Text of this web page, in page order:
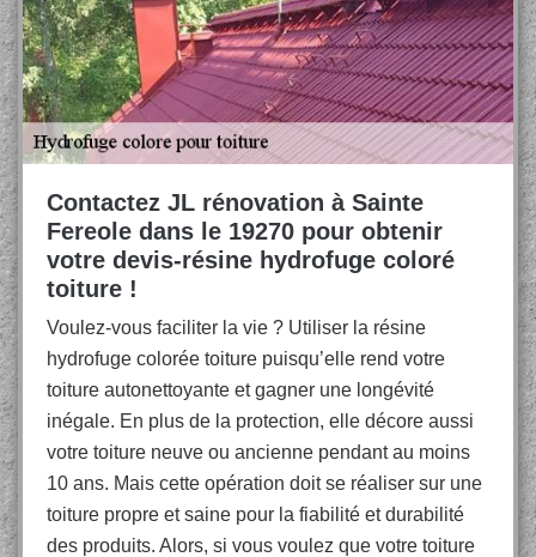
Contactez JL rénovation à Sainte
Fereole dans le 19270 pour obtenir
votre devis-résine hydrofuge coloré
toiture !
Voulez-vous faciliter la vie ? Utiliser la résine
hydrofuge colorée toiture puisqu’elle rend votre
toiture autonettoyante et gagner une longévité
inégale. En plus de la protection, elle décore aussi
votre toiture neuve ou ancienne pendant au moins
10 ans. Mais cette opération doit se réaliser sur une
toiture propre et saine pour la fiabilité et durabilité
des produits. Alors, si vous voulez que votre toiture